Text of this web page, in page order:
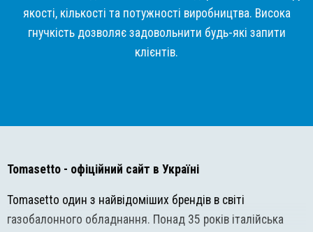
якості, кількості та потужності виробництва. Висока
гнучкість дозволяє задовольнити будь-які запити
клієнтів.
Tomasetto - офіційний сайт в Україні
Tomasetto один з найвідоміших брендів в світі
газобалонного обладнання. Понад 35 років італійська